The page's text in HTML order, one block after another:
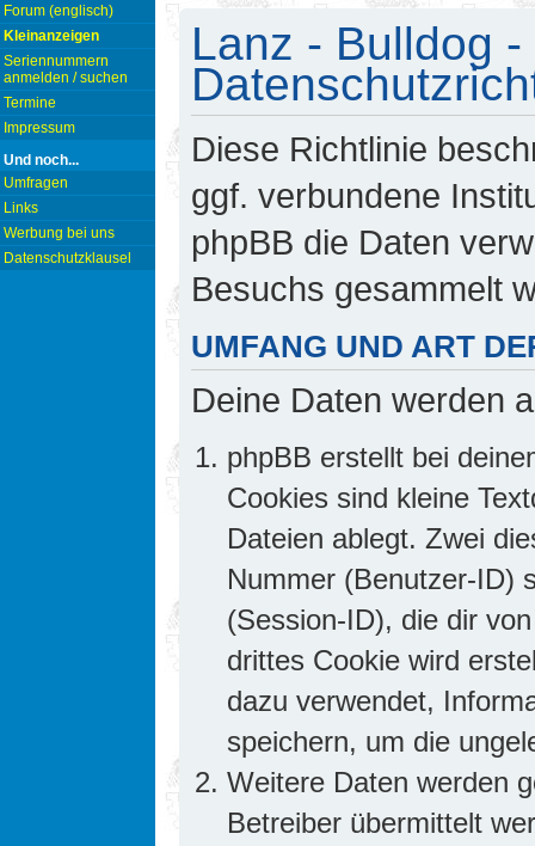
Forum (englisch)
Kleinanzeigen
Seriennummern
anmelden / suchen
Termine
Impressum
Und noch...
Umfragen
Links
Werbung bei uns
Datenschutzklausel
Lanz - Bulldog
Diese Richtlinie
ggf. verbundene
phpBB die Daten
Besuchs gesammelt
UMFANG UND ART
Deine Daten werden
phpBB erstellt bei
Cookies sind kleine
Dateien ablegt. Zwei
Nummer (Benutzer-ID)
(Session-ID), die dir
drittes Cookie wird
dazu verwendet,
speichern, um die
Weitere Daten werden
Betreiber übermittelt